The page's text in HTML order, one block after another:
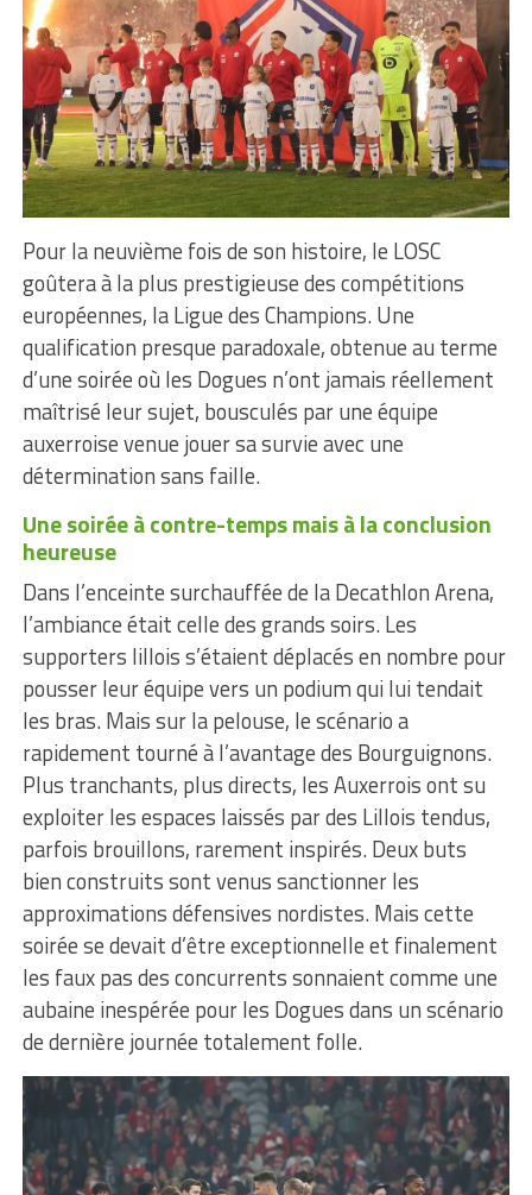
Pour la neuvième fois de son histoire, le LOSC
goûtera à la plus prestigieuse des compétitions
européennes, la Ligue des Champions. Une
qualification presque paradoxale, obtenue au terme
d’une soirée où les Dogues n’ont jamais réellement
maîtrisé leur sujet, bousculés par une équipe
auxerroise venue jouer sa survie avec une
détermination sans faille.
Une soirée à contre-temps mais à la conclusion
heureuse
Dans l’enceinte surchauffée de la Decathlon Arena,
l’ambiance était celle des grands soirs. Les
supporters lillois s’étaient déplacés en nombre pour
pousser leur équipe vers un podium qui lui tendait
les bras. Mais sur la pelouse, le scénario a
rapidement tourné à l’avantage des Bourguignons.
Plus tranchants, plus directs, les Auxerrois ont su
exploiter les espaces laissés par des Lillois tendus,
parfois brouillons, rarement inspirés. Deux buts
bien construits sont venus sanctionner les
approximations défensives nordistes. Mais cette
soirée se devait d’être exceptionnelle et finalement
les faux pas des concurrents sonnaient comme une
aubaine inespérée pour les Dogues dans un scénario
de dernière journée totalement folle.